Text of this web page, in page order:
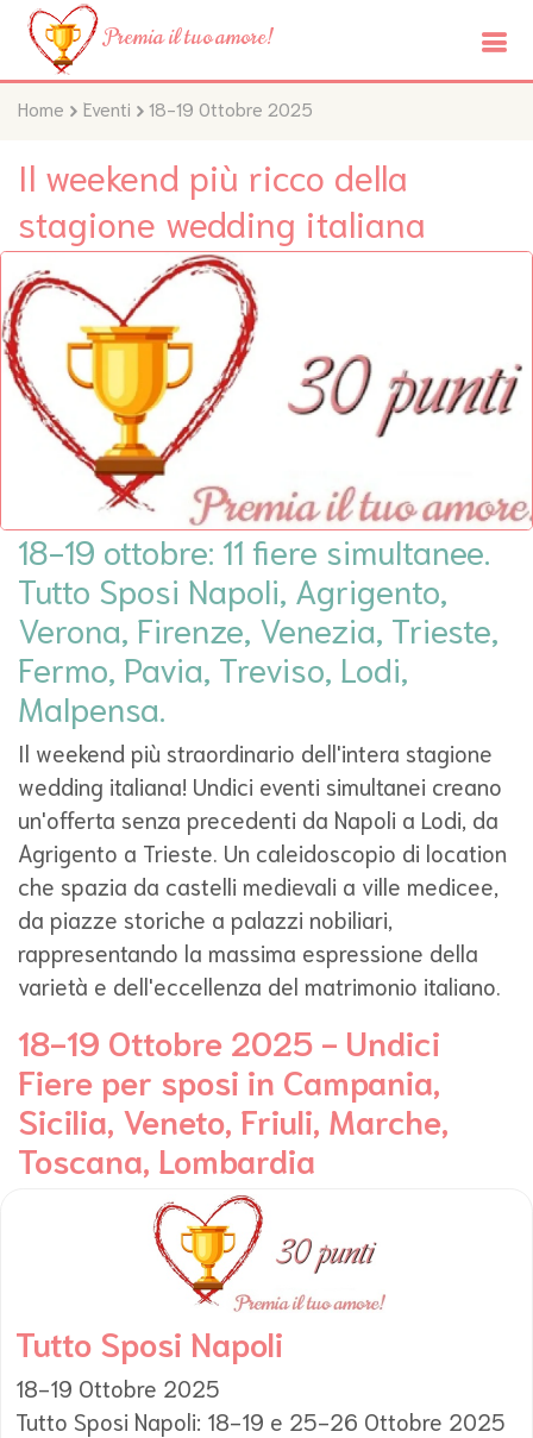
Premia il tuo amore!
Home Eventi 18-19 Ottobre 2025
Il weekend più ricco della
stagione wedding italiana
18-19 ottobre: 11 fiere simultanee.
Tutto Sposi Napoli, Agrigento,
Verona, Firenze, Venezia, Trieste,
Fermo, Pavia, Treviso, Lodi,
Malpensa.
Il weekend più straordinario dell'intera stagione
wedding italiana! Undici eventi simultanei creano
un'offerta senza precedenti da Napoli a Lodi, da
Agrigento a Trieste. Un caleidoscopio di location
che spazia da castelli medievali a ville medicee,
da piazze storiche a palazzi nobiliari,
rappresentando la massima espressione della
varietà e dell'eccellenza del matrimonio italiano.
18-19 Ottobre 2025 - Undici
Fiere per sposi in Campania,
Sicilia, Veneto, Friuli, Marche,
Toscana, Lombardia
Tutto Sposi Napoli
18-19 Ottobre 2025
Tutto Sposi Napoli: 18-19 e 25-26 Ottobre 2025